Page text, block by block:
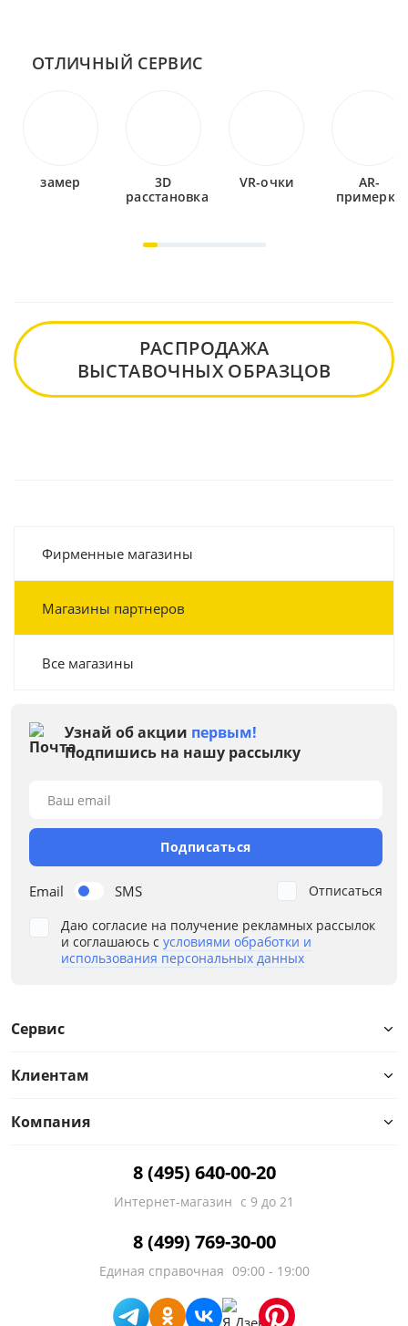
ОТЛИЧНЫЙ СЕРВИС
замер
3D
расстановка
VR-очки
AR-
примерка
РАСПРОДАЖА
ВЫСТАВОЧНЫХ ОБРАЗЦОВ
Фирменные магазины
Магазины партнеров
Все магазины
Узнай об акции первым!
Подпишись на нашу рассылку
Email SMS
Ваш email
Подписаться
Даю согласие на получение рекламных рассылок
и соглашаюсь с условиями обработки и
использования персональных данных
Отписаться
Сервис
Клиентам
Компания
8 (495) 640-00-20
Интернет-магазин с 9 до 21
8 (499) 769-30-00
Единая справочная 09:00 - 19:00